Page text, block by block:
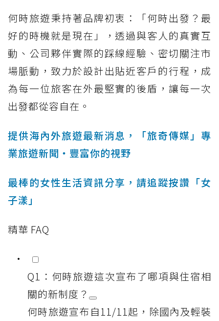
何時旅遊秉持著品牌初衷：「何時出發？最
好的時機就是現在」，透過與客人的真實互
動、公司夥伴實際的踩線經驗、密切關注市
場脈動，致力於設計出貼近客戶的行程，成
為每一位旅客在外最堅實的後盾，讓每一次
出發都從容自在。
提供海內外旅遊最新消息，「旅奇傳媒」專
業旅遊新聞‧豐富你的視野
最棒的女性生活資訊分享，請追蹤按讚「女
子漾」
精華 FAQ
Q1：何時旅遊這次宣布了哪項與住宿相
關的新制度？
何時旅遊宣布自11/11起，除國內及輕裝